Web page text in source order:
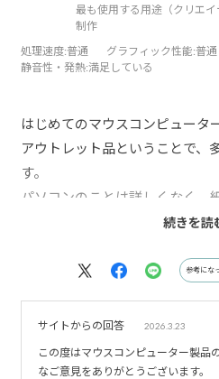
最も使用する用途（クリエイ
制作
処理速度:普通 グラフィック性能:普通
静音性・発熱:満足している
はじめてのマウスコンピューター
アウトレット品ということで、
す。
パソコンのことは詳しくなく、
わかりませんが旧パソコンに比
原因はわかりませんがサポート
ことになってしまいましたが)
あとIntel13世代、14世代は不
続きを読
参考にな
サイトからの回答 2026.3.23
この度はマウスコンピューター製品
なご意見をありがとうございます。